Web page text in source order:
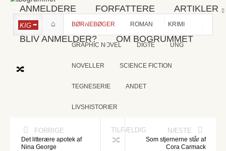
ANMELDERE FORFATTERE ARTIKLER
BLIV ANMELDER? OM BOGRUMMET
KIG BØRNEBØGER ROMAN KRIMI
GRAPHIC NOVEL DIGTE UNG
NOVELLER SCIENCE FICTION
TEGNESERIE ANDET
LIVSHISTORIER
FORRIGE
Det litterære apotek af
Nina George
TILFÆLDIG NÆSTE
Som stjernerne står af
Cora Carmack